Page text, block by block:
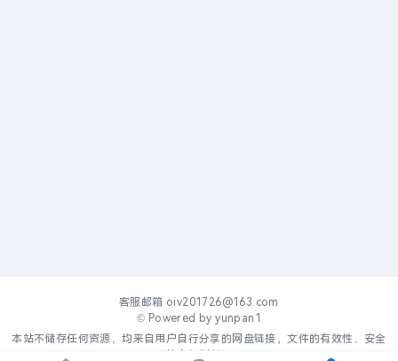
客服邮箱 oiv201726@163.com
© Powered byyunpan1
本站不储存任何资源，均来自用户自行分享的网盘链接，文件的有效性、安全